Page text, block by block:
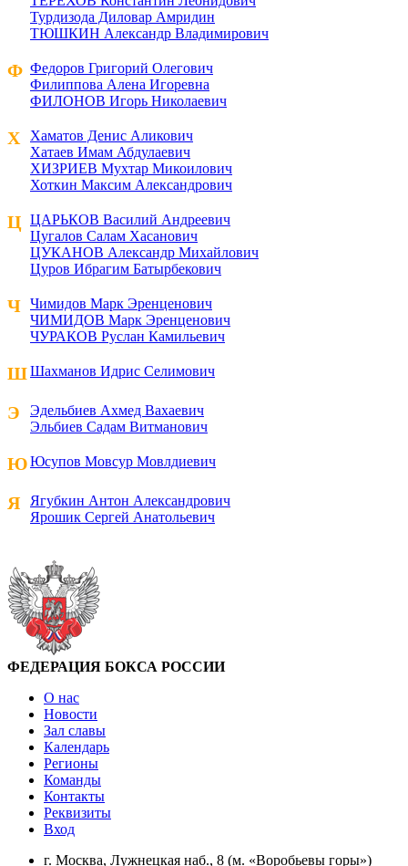
Турдизода Диловар Амридин
ТЮШКИН Александр Владимирович
Ф Федоров Григорий Олегович
Филиппова Алена Игоревна
ФИЛОНОВ Игорь Николаевич
Х
Хаматов Денис Аликович
Хатаев Имам Абдулаевич
ХИЗРИЕВ Мухтар Микоилович
Хоткин Максим Александрович
Ц ЦАРЬКОВ Василий Андреевич
Цугалов Салам Хасанович
ЦУКАНОВ Александр Михайлович
Цуров Ибрагим Батырбекович
Ч Чимидов Марк Эренценович
ЧИМИДОВ Марк Эренценович
ЧУРАКОВ Руслан Камильевич
ШШахманов Идрис Селимович
Э
Эдельбиев Ахмед Вахаевич
Эльбиев Садам Витманович
ЮЮсупов Мовсур Мовлдиевич
Я
Ягубкин Антон Александрович
Ярошик Сергей Анатольевич
ФЕДЕРАЦИЯ БОКСА РОССИИ
О нас
Новости
Зал славы
Календарь
Регионы
Команды
Контакты
Реквизиты
Вход
г. Москва, Лужнецкая наб., 8 (м. «Воробьевы горы»)